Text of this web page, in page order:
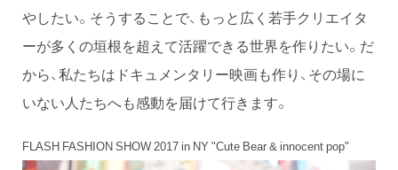
やしたい。そうすることで、もっと広く若手クリエイタ
ーが多くの垣根を超えて活躍できる世界を作りたい。だ
から、私たちはドキュメンタリー映画も作り、その場に
いない人たちへも感動を届けて行きます。
FLASH FASHION SHOW 2017 in NY "Cute Bear & innocent pop"